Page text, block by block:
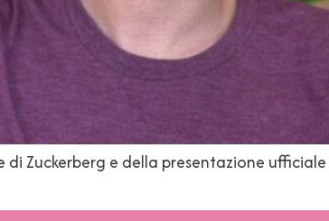
Zuckerberg e della presentazione